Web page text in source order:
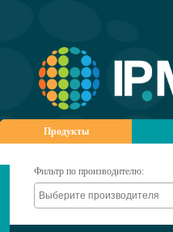
Продукты
Фильтр по производителю: